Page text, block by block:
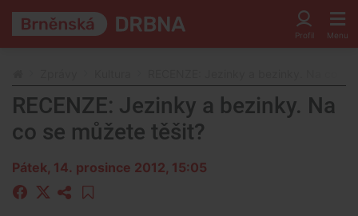
RECENZE: Jezinky a bezinky. Na
co se můžete těšit?
Pátek, 14. prosince 2012, 15:05